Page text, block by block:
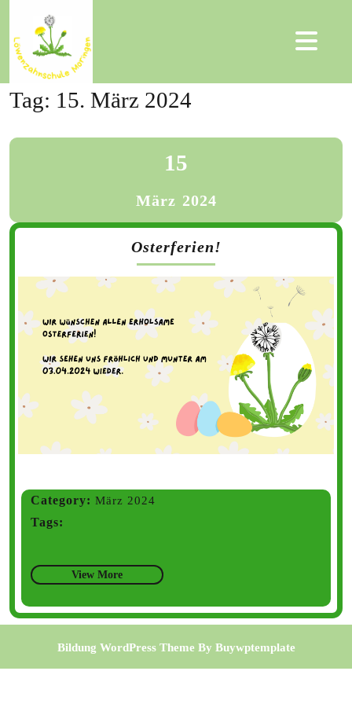
Tag: 15. März 2024
15
März 2024
Osterferien!
Category: März 2024
Tags:
View More
Bildung WordPress Theme By Buywptemplate